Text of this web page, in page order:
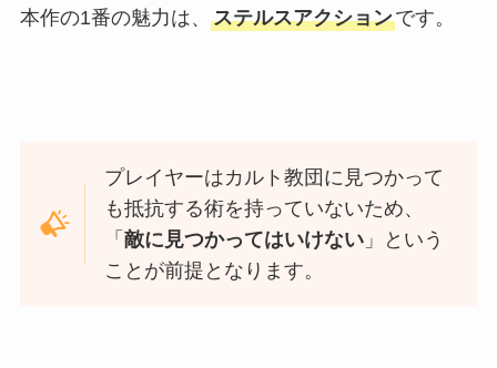
本作の1番の魅力は、 ステルスアクションです。
プレイヤーはカルト教団に見つかって
も抵抗する術を持っていないため、
「敵に見つかってはいけない 」という
ことが前提となります。